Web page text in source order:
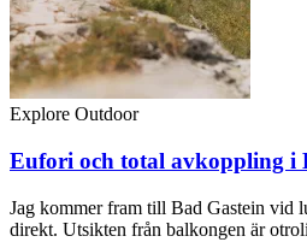
Explore Outdoor
Eufori och total avkoppling i
Jag kommer fram till Bad Gastein vid
direkt. Utsikten från balkongen är